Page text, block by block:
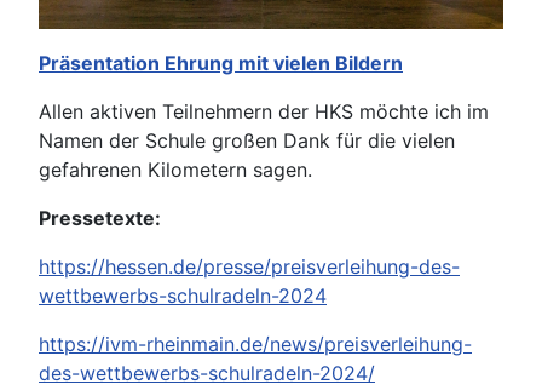
Präsentation Ehrung mit vielen Bildern
Allen aktiven Teilnehmern der HKS möchte ich im
Namen der Schule großen Dank für die vielen
gefahrenen Kilometern sagen.
Pressetexte:
https://hessen.de/presse/preisverleihung-des-
wettbewerbs-schulradeln-2024
https://ivm-rheinmain.de/news/preisverleihung-
des-wettbewerbs-schulradeln-2024/